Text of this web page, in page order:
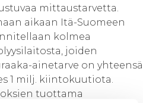
mittaustarvetta.
aikaan Itä-Suomeen
kolmea
joiden
ainetarve on yhteensä
1 milj. kiintokuutiota.
tuottama